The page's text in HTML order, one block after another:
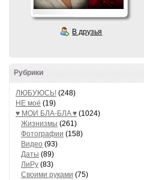
В друзья
Рубрики
ЛЮБУЮСЬ! (248)
НЕ моё (19)
♥ МОИ БЛA-БЛA ♥ (1024)
Жизнизмы (261)
Фотографии (158)
Видео (93)
Даты (89)
ЛиРу (83)
Своими руками (75)